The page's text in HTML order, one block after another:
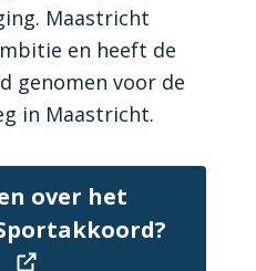
Maastricht
en heeft de
genomen voor de
in Maastricht.
over het